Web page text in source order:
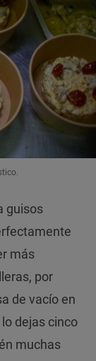
guisos
más
por
de vacío en
dejas cinco
muchas